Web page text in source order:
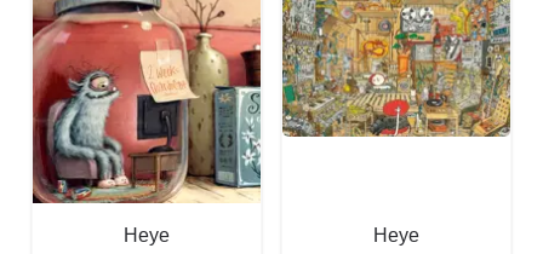
Heye
Heye